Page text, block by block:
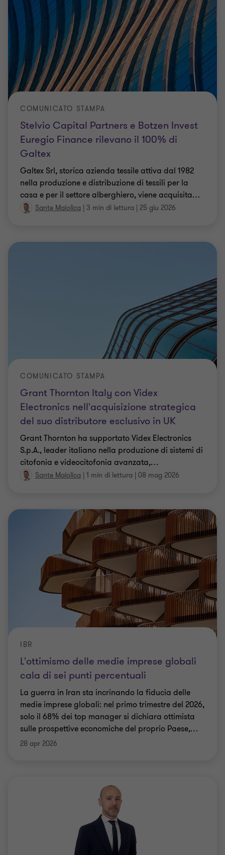
Stelvio Capital Partners e Botzen Invest
Euregio Finance rilevano il 100% di
Galtex
COMUNICATO STAMPA
Galtex Srl, storica azienda tessile attiva dal 1982
nella produzione e distribuzione di tessili per la
casa e per il settore alberghiero, viene acquisita…
Sante Maiolica | 3 min di lettura | 25 giu 2026
Grant Thornton Italy con Videx
Electronics nell'acquisizione strategica
del suo distributore esclusivo in UK
COMUNICATO STAMPA
Grant Thornton ha supportato Videx Electronics
S.p.A., leader italiano nella produzione di sistemi di
citofonia e videocitofonia avanzata,…
Sante Maiolica | 1 min di lettura | 08 mag 2026
L'ottimismo delle medie imprese globali
cala di sei punti percentuali
IBR
La guerra in Iran sta incrinando la fiducia delle
medie imprese globali: nel primo trimestre del 2026,
solo il 68% dei top manager si dichiara ottimista
sulle prospettive economiche del proprio Paese,…
28 apr 2026